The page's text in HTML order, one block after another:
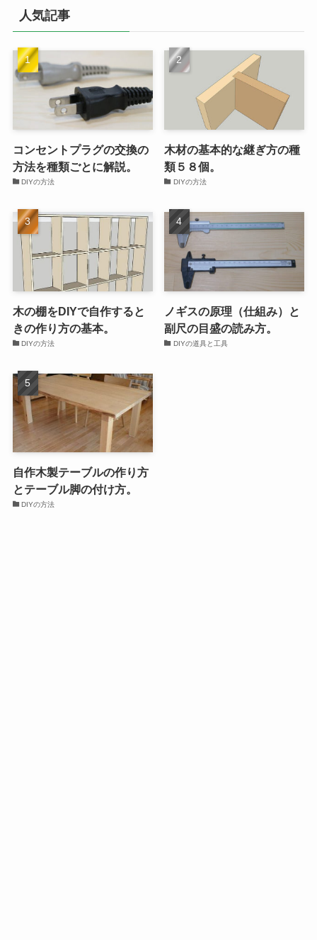
ー
人気記事
コンセントプラグの交換の
方法を種類ごとに解説。
DIYの方法
木材の基本的な継ぎ方の種
類５８個。
DIYの方法
木の棚をDIYで自作すると
きの作り方の基本。
DIYの方法
ノギスの原理（仕組み）と
副尺の目盛の読み方。
DIYの道具と工具
自作木製テーブルの作り方
とテーブル脚の付け方。
DIYの方法